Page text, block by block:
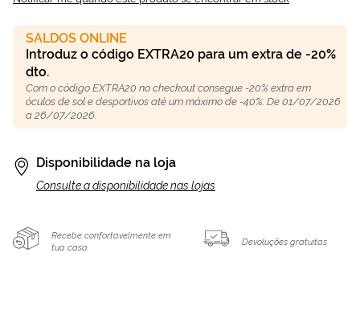
SALDOS ONLINE
Introduz o código EXTRA20 para um extra de -20%
dto.
Com o código EXTRA20 no checkout consegue -20% extra em
óculos de sol e desportivos até um máximo de -40%. De 01/07/2026
a 26/07/2026.
Disponibilidade na loja
Consulte a disponibilidade nas lojas
Recebe confortavelmente em
tua casa
Devoluções gratuitas